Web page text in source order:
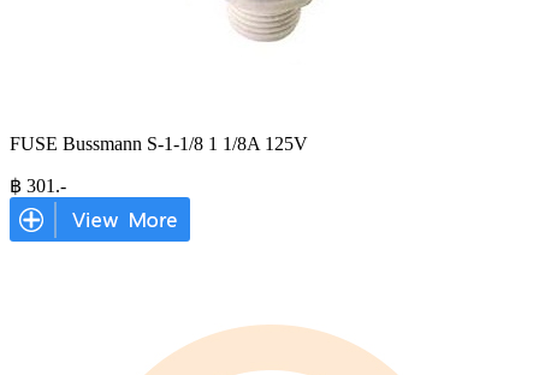
FUSE Bussmann S-1-1/8 1 1/8A 125V
฿ 301 .-